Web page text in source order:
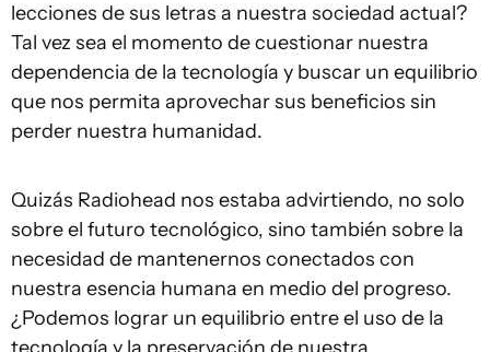
lecciones de sus letras a nuestra sociedad actual?
Tal vez sea el momento de cuestionar nuestra
dependencia de la tecnología y buscar un equilibrio
que nos permita aprovechar sus beneficios sin
perder nuestra humanidad.
Quizás Radiohead nos estaba advirtiendo, no solo
sobre el futuro tecnológico, sino también sobre la
necesidad de mantenernos conectados con
nuestra esencia humana en medio del progreso.
¿Podemos lograr un equilibrio entre el uso de la